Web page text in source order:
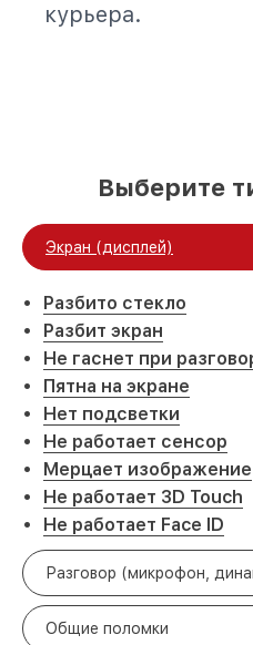
курьера.
Выберите
Экран (дисплей)
Разбито стекло
Разбит экран
Не гаснет при
Пятна на экране
Нет подсветки
Не работает сенсор
Мерцает изображение
Не работает 3D Touch
Не работает Face ID
Разговор (микрофон,
Общие поломки